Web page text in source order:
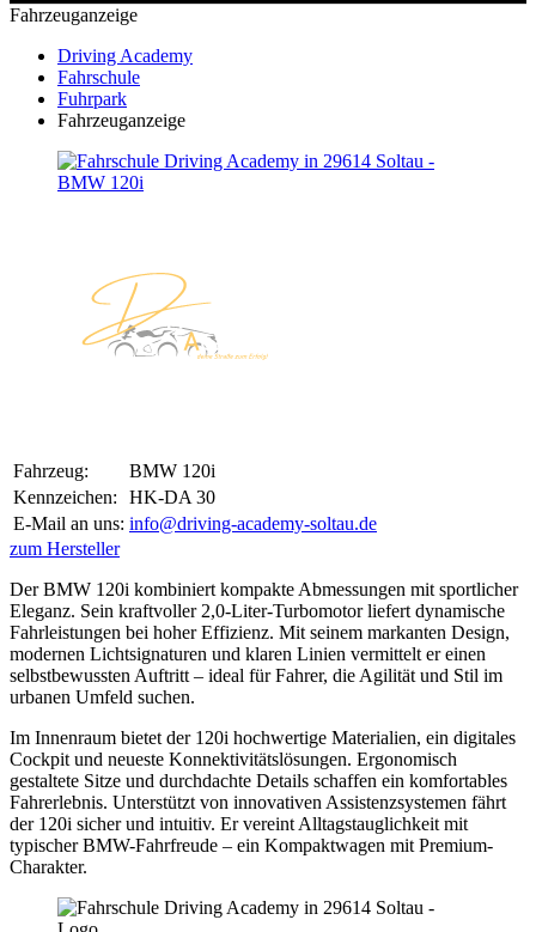
Fahrzeuganzeige
Driving Academy
Fahrschule
Fuhrpark
Fahrzeuganzeige
Fahrzeug:
BMW 120i
Kennzeichen:
HK-DA 30
E-Mail an uns: info@driving-academy-soltau.de
zum Hersteller
Der BMW 120i kombiniert kompakte Abmessungen mit sportlicher
Eleganz. Sein kraftvoller 2,0-Liter-Turbomotor liefert dynamische
Fahrleistungen bei hoher Effizienz. Mit seinem markanten Design,
modernen Lichtsignaturen und klaren Linien vermittelt er einen
selbstbewussten Auftritt – ideal für Fahrer, die Agilität und Stil im
urbanen Umfeld suchen.
Im Innenraum bietet der 120i hochwertige Materialien, ein digitales
Cockpit und neueste Konnektivitätslösungen. Ergonomisch
gestaltete Sitze und durchdachte Details schaffen ein komfortables
Fahrerlebnis. Unterstützt von innovativen Assistenzsystemen fährt
der 120i sicher und intuitiv. Er vereint Alltagstauglichkeit mit
typischer BMW-Fahrfreude – ein Kompaktwagen mit Premium-
Charakter.